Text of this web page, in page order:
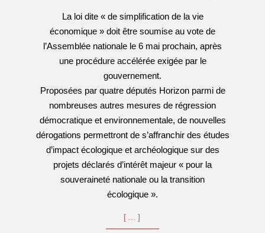
La loi dite « de simplification de la vie
économique » doit être soumise au vote de
l’Assemblée nationale le 6 mai prochain, après
une procédure accélérée exigée par le
gouvernement.
Proposées par quatre députés Horizon parmi de
nombreuses autres mesures de régression
démocratique et environnementale, de nouvelles
dérogations permettront de s’affranchir des études
d’impact écologique et archéologique sur des
projets déclarés d’intérêt majeur « pour la
souveraineté nationale ou la transition
écologique ».
[…]